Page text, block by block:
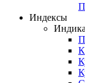
Индексы